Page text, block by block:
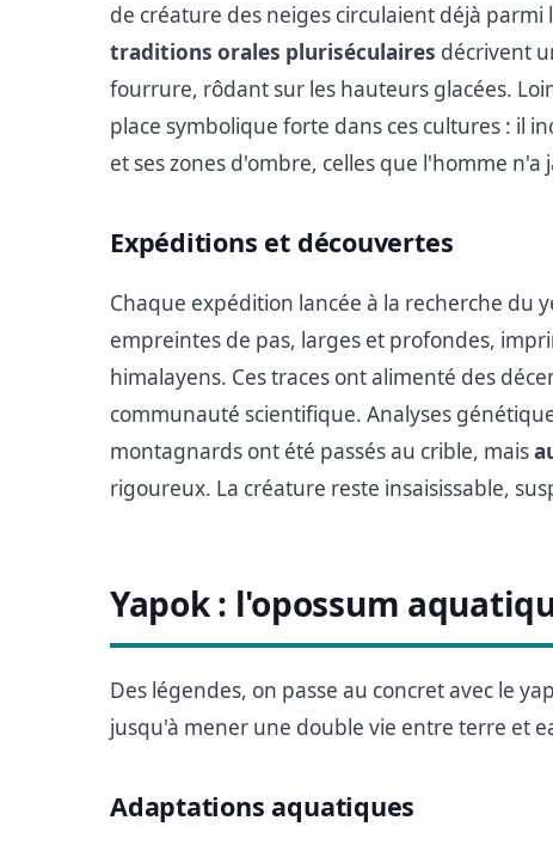
de créature des neiges circulaient déjà
traditions orales pluriséculaires décrivent
fourrure, rôdant sur les hauteurs glacées.
place symbolique forte dans ces cultures : il
et ses zones d'ombre, celles que l'homme
Expéditions et découvertes
Chaque expédition lancée à la recherche du
empreintes de pas, larges et profondes,
himalayens. Ces traces ont alimenté des
communauté scientifique. Analyses
montagnards ont été passés au crible, mais
rigoureux. La créature reste insaisissable,
Yapok : l'opossum
Des légendes, on passe au concret avec le
jusqu'à mener une double vie entre terre et
Adaptations aquatiques